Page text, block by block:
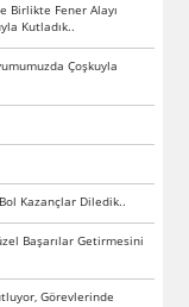
Birlikte Fener Alayı
Kutladık..
Çoşkuyla
Kazançlar Diledik..
Başarılar Getirmesini
Görevlerinde